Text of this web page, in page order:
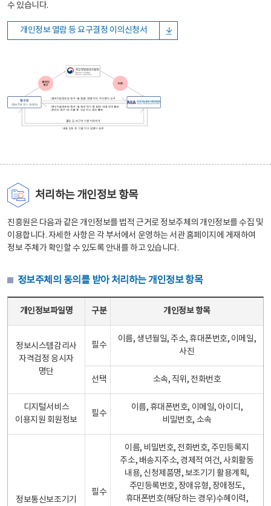
수 있습니다.
개인정보 열람 등 요구결정 이의신청서
처리하는 개인정보 항목
진흥원은 다음과 같은 개인정보를 법적 근거로 정보주체의 개인정보를 수집 및
이용합니다. 자세한 사항은 각 부서에서 운영하는 서관 홈페이지에 게재하여
정보 주체가 확인할 수 있도록 안내를 하고 있습니다.
정보주체의 동의를 받아 처리하는 개인정보 항목
개인정보파일명 구분 개인정보 항목
정보시스템감리사
자격검정 응시자
명단
필수
이름, 생년월일, 주소, 휴대폰번호, 이메일,
사진
선택 소속, 직위, 전화번호
디지털서비스
이용지원 회원정보
필수
이름, 휴대폰번호, 이메일, 아이디,
비밀번호, 소속
정보통신보조기기
필수
이름, 비밀번호, 전화번호, 주민등록지
주소, 배송지주소, 경제적 여건, 사회활동
내용, 신청제품명, 보조기기 활용계획,
주민등록번호, 장애유형, 장애정도,
휴대폰번호(해당하는 경우)수혜이력,